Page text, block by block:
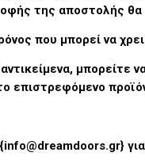
της αποστολής
που μπορεί να
επιστρεφόμενο
info@dreamdoors.gr}